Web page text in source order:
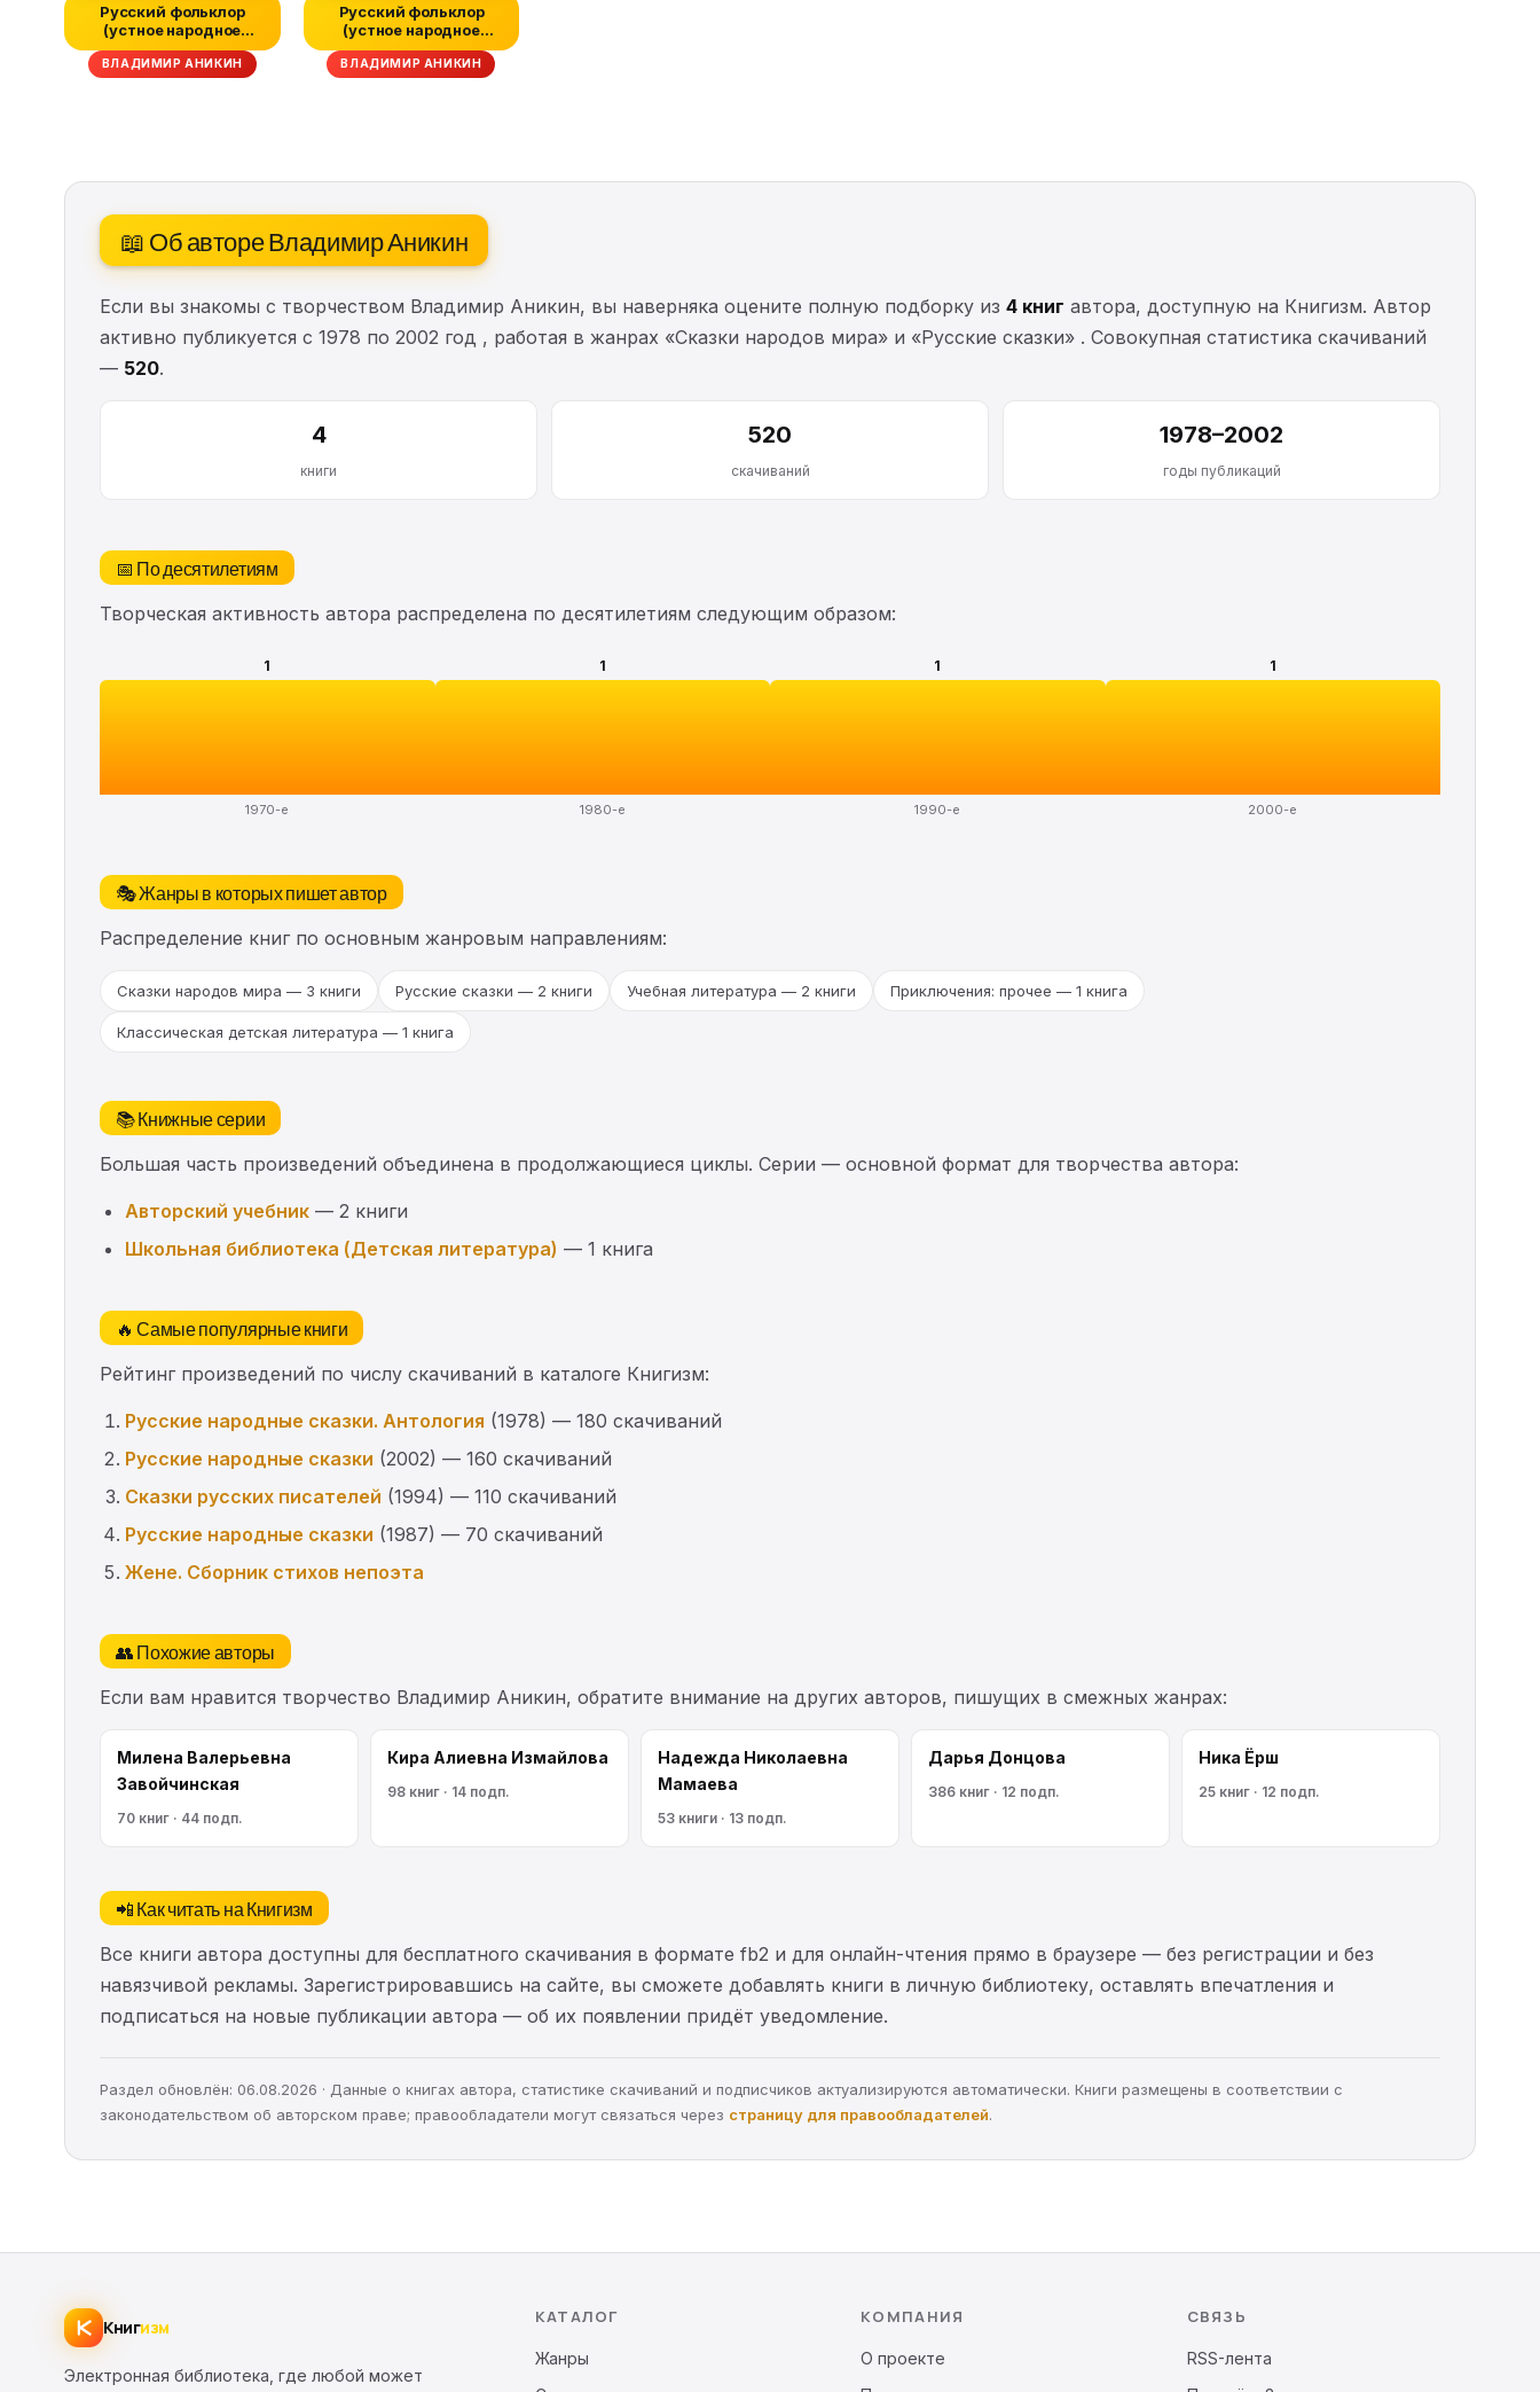
Русский фольклор
(устное народное
творчество) в 2...
ВЛАДИМИР АНИКИН
Русский фольклор
(устное народное
творчество) в 2...
ВЛАДИМИР АНИКИН
📖 Об авторе Владимир Аникин
Если вы знакомы с творчеством Владимир Аникин, вы наверняка оцените полную подборку из 4 книг автора, доступную на Книгизм. Автор
активно публикуется с 1978 по 2002 год , работая в жанрах «Сказки народов мира» и «Русские сказки» . Совокупная статистика скачиваний
— 520.
4
книги
520
скачиваний
1978–2002
годы публикаций
📅 По десятилетиям
Творческая активность автора распределена по десятилетиям следующим образом:
1
1970-е
1
1980-е
1
1990-е
1
2000-е
🎭 Жанры в которых пишет автор
Распределение книг по основным жанровым направлениям:
Сказки народов мира — 3 книги Русские сказки — 2 книги Учебная литература — 2 книги Приключения: прочее — 1 книга
Классическая детская литература — 1 книга
📚 Книжные серии
Большая часть произведений объединена в продолжающиеся циклы. Серии — основной формат для творчества автора:
Авторский учебник — 2 книги
Школьная библиотека (Детская литература) — 1 книга
🔥 Самые популярные книги
Рейтинг произведений по числу скачиваний в каталоге Книгизм:
Русские народные сказки. Антология (1978) — 180 скачиваний
Русские народные сказки (2002) — 160 скачиваний
Сказки русских писателей (1994) — 110 скачиваний
Русские народные сказки (1987) — 70 скачиваний
Жене. Сборник стихов непоэта
👥 Похожие авторы
Если вам нравится творчество Владимир Аникин, обратите внимание на других авторов, пишущих в смежных жанрах:
Милена Валерьевна
Завойчинская
70 книг · 44 подп.
Кира Алиевна Измайлова
98 книг · 14 подп.
Надежда Николаевна
Мамаева
53 книги · 13 подп.
Дарья Донцова
386 книг · 12 подп.
Ника Ёрш
25 книг · 12 подп.
📲 Как читать на Книгизм
Все книги автора доступны для бесплатного скачивания в формате fb2 и для онлайн-чтения прямо в браузере — без регистрации и без
навязчивой рекламы. Зарегистрировавшись на сайте, вы сможете добавлять книги в личную библиотеку, оставлять впечатления и
подписаться на новые публикации автора — об их появлении придёт уведомление.
Раздел обновлён: 06.08.2026 · Данные о книгах автора, статистике скачиваний и подписчиков актуализируются автоматически. Книги размещены в соответствии с
законодательством об авторском праве; правообладатели могут связаться через страницу для правообладателей.
Книгизм
Электронная библиотека, где любой может
КАТАЛОГ
Жанры
КОМПАНИЯ
О проекте
СВЯЗЬ
RSS-лента